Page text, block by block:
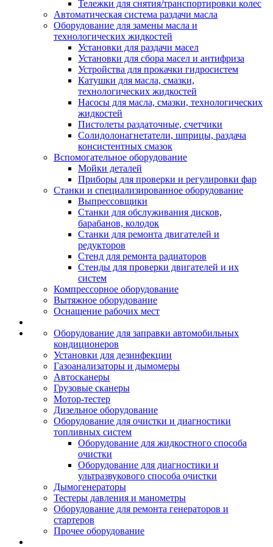
Тележки для снятия/транспортировки колес
Автоматическая система раздачи масла
Оборудование для замены масла и
технологических жидкостей
Установки для раздачи масел
Установки для сбора масел и антифриза
Устройства для прокачки гидросистем
Катушки для масла, смазки,
технологических жидкостей
Насосы для масла, смазки, технологических
жидкостей
Пистолеты раздаточные, счетчики
Солидолонагнетатели, шприцы, раздача
консистентных смазок
Вспомогательное оборудование
Мойки деталей
Приборы для проверки и регулировки фар
Станки и специализированное оборудование
Выпрессовщики
Станки для обслуживания дисков,
барабанов, колодок
Станки для ремонта двигателей и
редукторов
Стенд для ремонта радиаторов
Стенды для проверки двигателей и их
систем
Компрессорное оборудование
Вытяжное оборудование
Оснащение рабочих мест
Оборудование для заправки автомобильных
кондиционеров
Установки для дезинфекции
Газоанализаторы и дымомеры
Автосканеры
Грузовые сканеры
Мотор-тестер
Дизельное оборудование
Оборудование для очистки и диагностики
топливных систем
Оборудование для жидкостного способа
очистки
Оборудование для диагностики и
ультразвукового способа очистки
Дымогенераторы
Тестеры давления и манометры
Оборудование для ремонта генераторов и
стартеров
Прочее оборудование